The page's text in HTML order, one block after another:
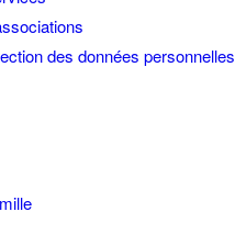
des données personnelles